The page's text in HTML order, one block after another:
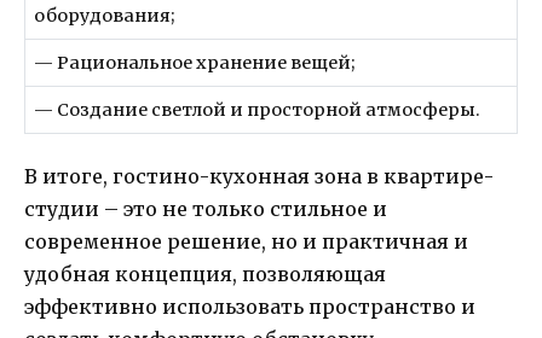
оборудования;
— Рациональное хранение вещей;
— Создание светлой и просторной атмосферы.
В итоге, гостино-кухонная зона в квартире-
студии – это не только стильное и
современное решение, но и практичная и
удобная концепция, позволяющая
эффективно использовать пространство и